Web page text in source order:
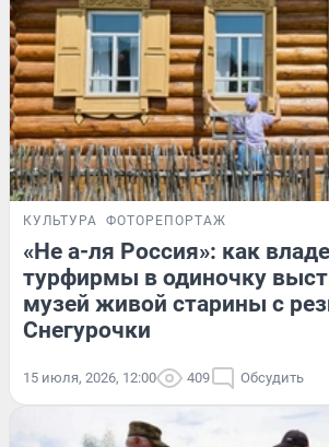
КУЛЬТУРА ФОТОРЕПОРТАЖ
«Не а-ля Россия»: как
турфирмы в одиночку
музей живой старины с
Снегурочки
15 июля, 2026, 12:00 409 Обсудить